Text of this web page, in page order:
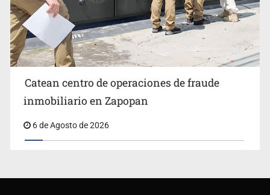
Catean centro de operaciones de fraude
inmobiliario en Zapopan
6 de Agosto de 2026